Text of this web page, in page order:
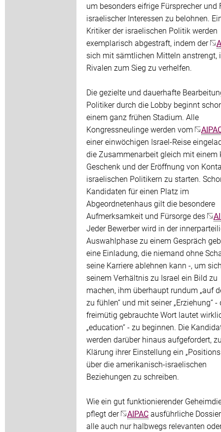
um besonders eifrige Fürsprecher und
israelischer Interessen zu belohnen.
Kritiker der israelischen Politik werden
exemplarisch abgestraft, indem der
sich mit sämtlichen Mitteln anstrengt,
Rivalen zum Sieg zu verhelfen.
Die gezielte und dauerhafte
Politiker durch die Lobby beginnt
einem ganz frühen Stadium. Alle
Kongressneulinge werden vom
einer einwöchigen Israel-Reise
die Zusammenarbeit gleich mit einem
Geschenk und der Eröffnung von
israelischen Politikern zu starten.
Kandidaten für einen Platz im
Abgeordnetenhaus gilt die besondere
Aufmerksamkeit und Fürsorge des
Jeder Bewerber wird in der
Auswahlphase zu einem Gespräch
eine Einladung, die niemand ohne
seine Karriere ablehnen kann -, um
seinem Verhältnis zu Israel ein Bild zu
machen, ihm überhaupt rundum „auf
zu fühlen“ und mit seiner „Erziehung“ -
freimütig gebrauchte Wort lautet
„education“ - zu beginnen. Die
werden darüber hinaus aufgefordert,
Klärung ihrer Einstellung ein
über die amerikanisch-israelischen
Beziehungen zu schreiben.
Wie ein gut funktionierender
pflegt der
AIPACausführliche
alle auch nur halbwegs relevanten